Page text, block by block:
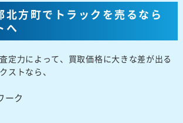
北方町でトラックを売るなら
へ
定力によって、買取価格に大きな差が出る
ストなら、
ーク